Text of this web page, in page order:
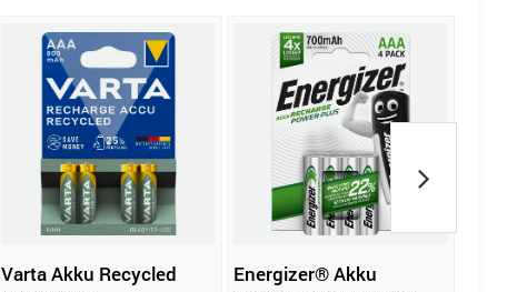
Varta Akku Recycled
Energizer® Akku